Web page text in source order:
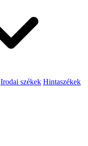
Irodai székek Hintaszékek